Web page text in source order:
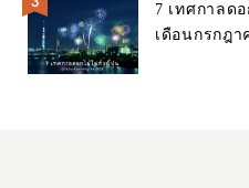
7 เทศกาลด
เดือนกรกฎา